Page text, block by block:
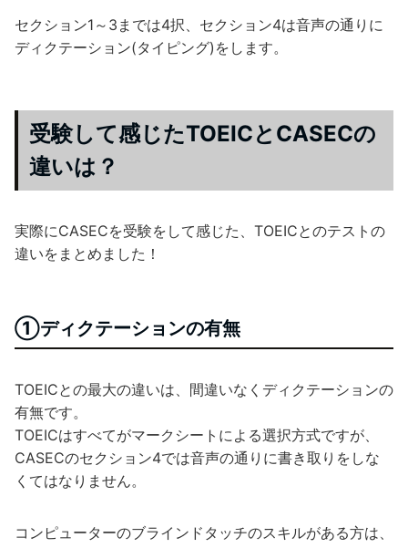
セクション1～3までは4択、セクション4は音声の通りに
ディクテーション(タイピング)をします。
受験して感じたTOEICとCASECの
違いは？
実際にCASECを受験をして感じた、TOEICとのテストの
違いをまとめました！
①ディクテーションの有無
TOEICとの最大の違いは、間違いなくディクテーションの
有無です。
TOEICはすべてがマークシートによる選択方式ですが、
CASECのセクション4では音声の通りに書き取りをしな
くてはなりません。
コンピューターのブラインドタッチのスキルがある方は、